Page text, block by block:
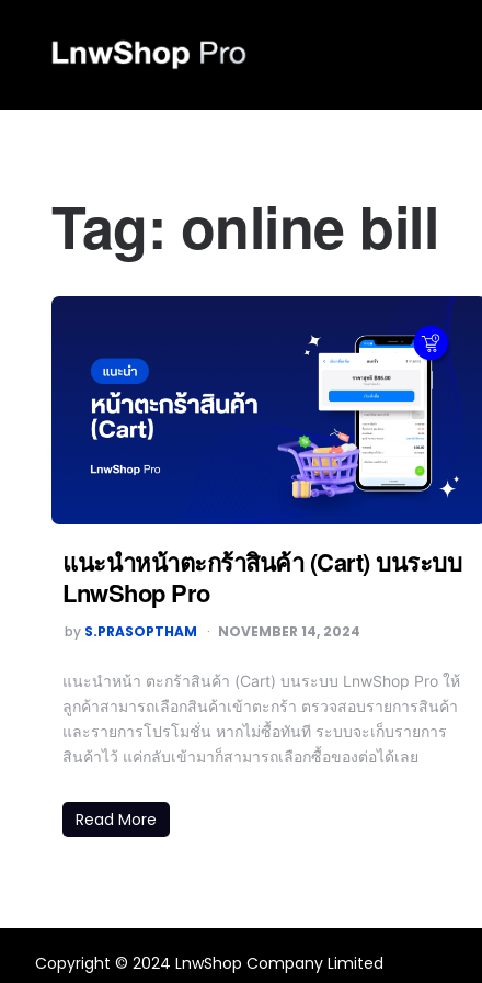
Tag: online bill
แนะนำหน้าตะกร้าสินค้า (Cart) บนระบบ
LnwShop Pro
by S.PRASOPTHAM NOVEMBER 14, 2024
แนะนำหน้า ตะกร้าสินค้า (Cart) บนระบบ LnwShop Pro ให้
ลูกค้าสามารถเลือกสินค้าเข้าตะกร้า ตรวจสอบรายการสินค้า
และรายการโปรโมชั่น หากไม่ซื้อทันที ระบบจะเก็บรายการ
สินค้าไว้ แค่กลับเข้ามาก็สามารถเลือกซื้อของต่อได้เลย
Read More
Copyright © 2024 LnwShop Company Limited